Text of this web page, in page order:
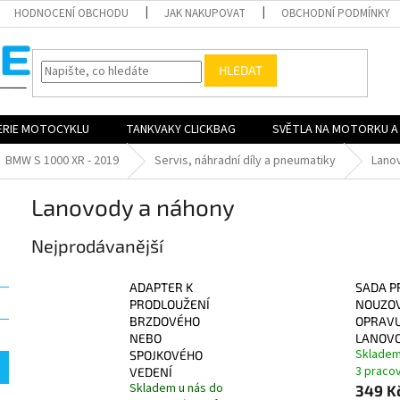
HODNOCENÍ OBCHODU JAK NAKUPOVAT OBCHODNÍ PODMÍNKY
HLEDAT
MOTOCYKLU TANKVAKY CLICKBAG SVĚTLA NA MOTORKU
BMW S 1000 XR - 2019 Servis, náhradní díly a pneumatiky
Lanovody a náhony
Nejprodávanější
ADAPTER K
PRODLOUŽENÍ
BRZDOVÉHO
NEBO
SPOJKOVÉHO
VEDENÍ
Skladem u nás do
SADA
3
349